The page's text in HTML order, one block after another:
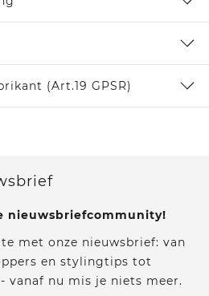
(Art.19 GPSR)
nieuwsbriefcommunity!
met onze nieuwsbrief: van
en stylingtips tot
vanaf nu mis je niets meer.